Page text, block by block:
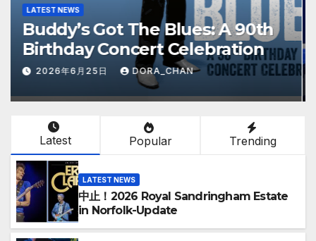
LATEST NEWS
2026年ツアーヨーロッパ終了お疲
れ様
2026年4月26日 DORA_CHAN
Latest Popular Trending
LATEST NEWS
中止！2026 Royal Sandringham Estate
in Norfolk-Update